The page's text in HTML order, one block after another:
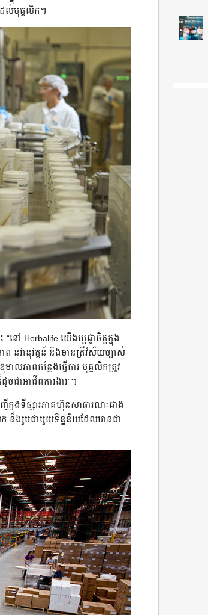
ដល់បុគ្គលិក។
Herbalife យើងប្ដេជ្ញាចិត្តក្នុង
នវានុវត្តន៍ និងមានត្រីវិស័យច្បាស់
ភាពកន្លែងធ្វើការ បុគ្គលិកត្រូវ
ចជាអាជីពការងារ”។
ជីក្នុងទីផ្សារភាគហ៊ុនសាធារណៈជាង
ក និងរួមជាមួយទិន្នន័យដែលមានជា